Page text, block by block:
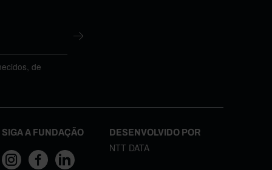
de
SIGA A FUNDAÇÃO DESENVOLVIDO POR
NTT DATA